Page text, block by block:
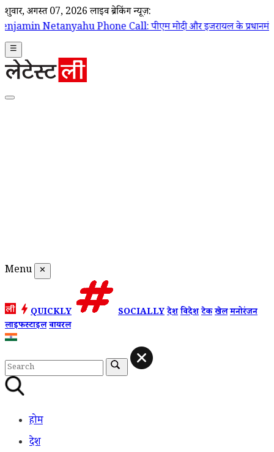
शुक्रवार, अगस्त 07, 2026 लाइव ब्रेकिंग न्यूज़:
Phone Call: पीएम मोदी और इजरायल के प्रधानमंत्री बेंजामिन नेतन्याहू
☰
Menu ✕
QUICKLY SOCIALLYदेशविदेशटेकखेलमनोरंजन
लाइफस्टाइलवायरल
होम
देश